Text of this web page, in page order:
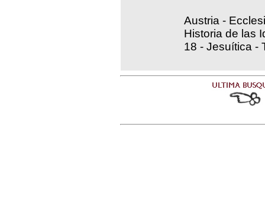
Austria -
Historia de las
18 - Jesuítica -